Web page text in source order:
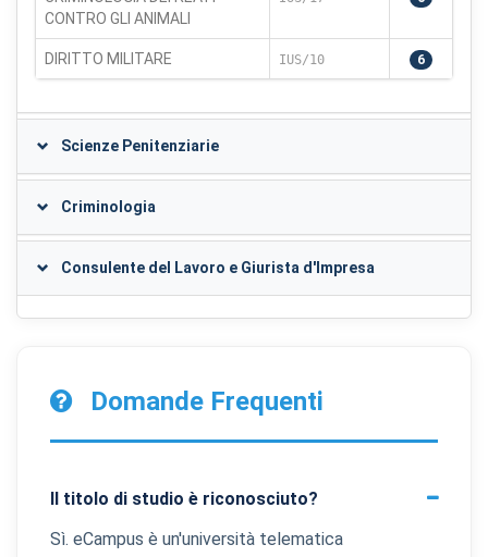
CONTRO GLI ANIMALI
DIRITTO MILITARE IUS/10 6
Scienze Penitenziarie
Criminologia
Consulente del Lavoro e Giurista d'Impresa
Domande Frequenti
Il titolo di studio è riconosciuto?
Sì. eCampus è un'università telematica